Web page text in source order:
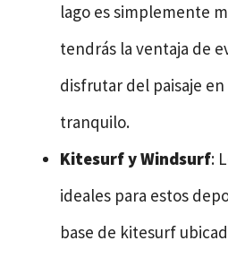
lago es simplemente
tendrás la ventaja de
disfrutar del paisaje
tranquilo.
Kitesurf y Windsurf:
ideales para estos
base de kitesurf